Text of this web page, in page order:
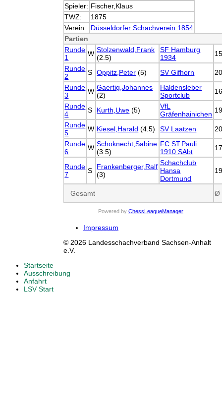
Spieler: Fischer,Klaus
TWZ:
1875
Verein:
Düsseldorfer Schachverein 1854
Partien
Runde
1
W Stolzenwald,Frank
(2.5)
SF Hamburg
1934
Runde
2
S Oppitz,Peter (5) SV Gifhorn
Runde
3
W Gaertig,Johannes
(2)
Haldensleber
Sportclub
Runde
4
S Kurth,Uwe (5)
VfL
Gräfenhainichen
Runde
5
W Kiesel,Harald (4.5) SV Laatzen
Runde
6
W Schoknecht,Sabine
(3.5)
FC ST.Pauli
1910 SAbt
Runde
7
S
Frankenberger,Ralf
(3)
Schachclub
Hansa
Dortmund
Gesamt Ø
Powered by ChessLeagueManager
Impressum
© 2026 Landesschachverband Sachsen-Anhalt
e.V.
Startseite
Ausschreibung
Anfahrt
LSV Start